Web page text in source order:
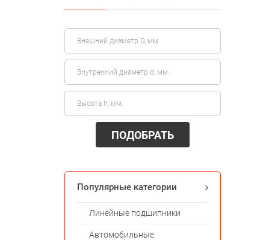
ПОДОБРАТЬ
Популярные категории
Линейные подшипники
Автомобильные